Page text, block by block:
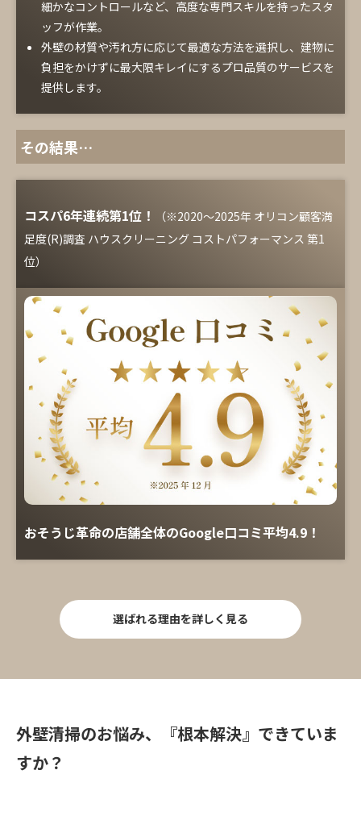
細かなコントロールなど、高度な専門スキルを持ったスタ
ッフが作業。
外壁の材質や汚れ方に応じて最適な方法を選択し、建物に
負担をかけずに最大限キレイにするプロ品質のサービスを
提供します。
その結果…
コスパ6年連続第1位！
（※2020～2025年 オリコン顧客満
足度(R)調査 ハウスクリーニング コストパフォーマンス 第1
位）
おそうじ革命の店舗全体のGoogle口コミ平均4.9！
選ばれる理由を詳しく見る
外壁清掃のお悩み、『根本解決』できていま
すか？